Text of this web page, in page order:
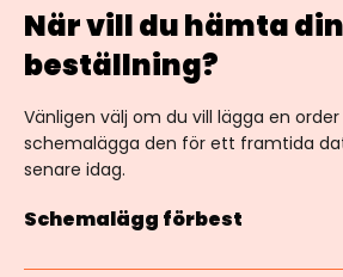
En syrlig gryta med smaker av
piripiri, lime och chili. Serveras
karamelliserade cashewnötter. Glutenfri &
Kalkonrätter
När vill du hämta din
beställning?
Vänligen välj om du vill lägga en
schemalägga den för ett framtida
senare idag.
Schemalägg förbest